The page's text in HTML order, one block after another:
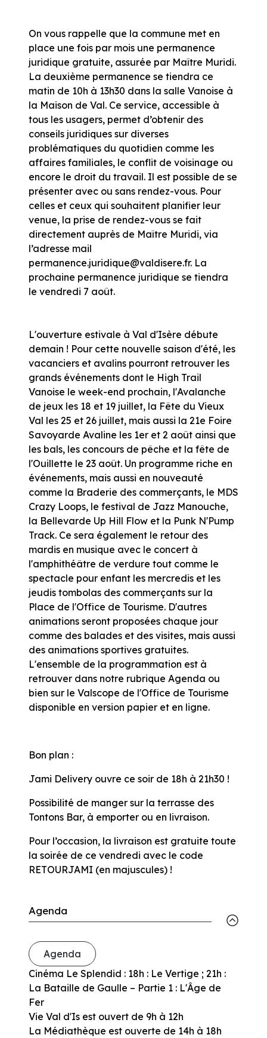
On vous rappelle que la commune met en
place une fois par mois une permanence
juridique gratuite, assurée par Maître Muridi.
La deuxième permanence se tiendra ce
matin de 10h à 13h30 dans la salle Vanoise à
la Maison de Val. Ce service, accessible à
tous les usagers, permet d’obtenir des
conseils juridiques sur diverses
problématiques du quotidien comme les
affaires familiales, le conflit de voisinage ou
encore le droit du travail. Il est possible de se
présenter avec ou sans rendez-vous. Pour
celles et ceux qui souhaitent planifier leur
venue, la prise de rendez-vous se fait
directement auprès de Maître Muridi, via
l’adresse mail
permanence.juridique@valdisere.fr. La
prochaine permanence juridique se tiendra
le vendredi 7 août.
L'ouverture estivale à Val d'Isère débute
demain ! Pour cette nouvelle saison d'été, les
vacanciers et avalins pourront retrouver les
grands événements dont le High Trail
Vanoise le week-end prochain, l'Avalanche
de jeux les 18 et 19 juillet, la Fête du Vieux
Val les 25 et 26 juillet, mais aussi la 21e Foire
Savoyarde Avaline les 1er et 2 août ainsi que
les bals, les concours de pêche et la fête de
l'Ouillette le 23 août. Un programme riche en
événements, mais aussi en nouveauté
comme la Braderie des commerçants, le MDS
Crazy Loops, le festival de Jazz Manouche,
la Bellevarde Up Hill Flow et la Punk N'Pump
Track. Ce sera également le retour des
mardis en musique avec le concert à
l'amphithéâtre de verdure tout comme le
spectacle pour enfant les mercredis et les
jeudis tombolas des commerçants sur la
Place de l'Office de Tourisme. D'autres
animations seront proposées chaque jour
comme des balades et des visites, mais aussi
des animations sportives gratuites.
L'ensemble de la programmation est à
retrouver dans notre rubrique Agenda ou
bien sur le Valscope de l'Office de Tourisme
disponible en version papier et en ligne.
Bon plan :
Jami Delivery ouvre ce soir de 18h à 21h30 !
Possibilité de manger sur la terrasse des
Tontons Bar, à emporter ou en livraison.
Pour l’occasion, la livraison est gratuite toute
la soirée de ce vendredi avec le code
RETOURJAMI (en majuscules) !
Agenda
Agenda
Cinéma Le Splendid : 18h : Le Vertige ; 21h :
La Bataille de Gaulle – Partie 1 : L'Âge de
Fer
Vie Val d'Is est ouvert de 9h à 12h
La Médiathèque est ouverte de 14h à 18h